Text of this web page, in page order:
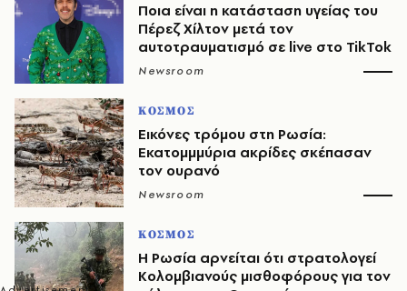
Ποια είναι η κατάσταση υγείας του
Πέρεζ Χίλτον μετά τον
αυτοτραυματισμό σε live στο TikTok
Newsroom
ΚΟΣΜΟΣ
Εικόνες τρόμου στη Ρωσία:
Εκατομμμύρια ακρίδες σκέπασαν
τον ουρανό
Newsroom
ΚΟΣΜΟΣ
Η Ρωσία αρνείται ότι στρατολογεί
Κολομβιανούς μισθοφόρους για τον